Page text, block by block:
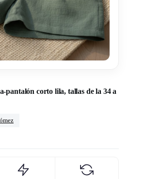
pantalón corto lila, tallas de la 34 a